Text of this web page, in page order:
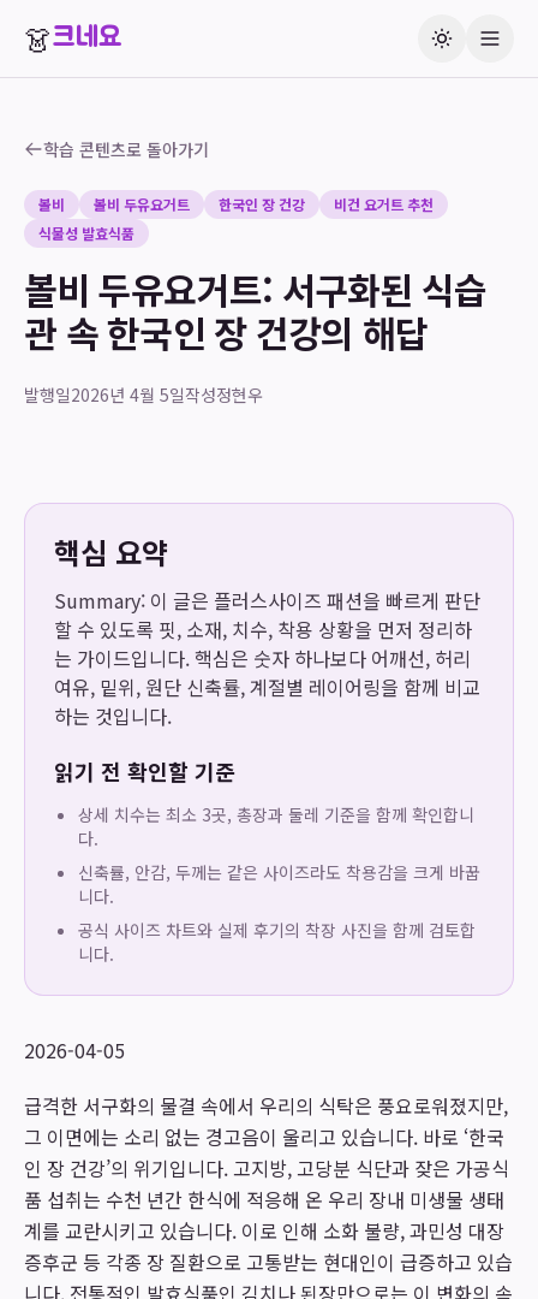
👗크네요
학습 콘텐츠로 돌아가기
볼비 볼비 두유요거트 한국인 장 건강
비건 요거트 추천
식물성 발효식품
볼비 두유요거트: 서구화된 식습
관 속 한국인 장 건강의 해답
발행일2026년 4월 5일작성정현우
핵심 요약
Summary: 이 글은 플러스사이즈 패션을 빠르게 판단
할 수 있도록 핏, 소재, 치수, 착용 상황을 먼저 정리하
는 가이드입니다. 핵심은 숫자 하나보다 어깨선, 허리
여유, 밑위, 원단 신축률, 계절별 레이어링을 함께 비교
하는 것입니다.
읽기 전 확인할 기준
상세 치수는 최소 3곳, 총장과 둘레 기준을 함께 확인합니
다.
신축률, 안감, 두께는 같은 사이즈라도 착용감을 크게 바꿉
니다.
공식 사이즈 차트와 실제 후기의 착장 사진을 함께 검토합
니다.
2026-04-05
급격한 서구화의 물결 속에서 우리의 식탁은 풍요로워졌지만,
그 이면에는 소리 없는 경고음이 울리고 있습니다. 바로 ‘한국
인 장 건강’의 위기입니다. 고지방, 고당분 식단과 잦은 가공식
품 섭취는 수천 년간 한식에 적응해 온 우리 장내 미생물 생태
계를 교란시키고 있습니다. 이로 인해 소화 불량, 과민성 대장
증후군 등 각종 장 질환으로 고통받는 현대인이 급증하고 있습
니다. 전통적인 발효식품인 김치나 된장만으로는 이 변화의 속